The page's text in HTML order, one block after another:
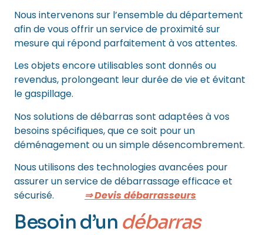
Nous intervenons sur l’ensemble du département
afin de vous offrir un service de proximité sur
mesure qui répond parfaitement à vos attentes.
Les objets encore utilisables sont donnés ou
revendus, prolongeant leur durée de vie et évitant
le gaspillage.
Nos solutions de débarras sont adaptées à vos
besoins spécifiques, que ce soit pour un
déménagement ou un simple désencombrement.
Nous utilisons des technologies avancées pour
assurer un service de débarrassage efficace et
sécurisé. ⇒ Devis débarrasseurs
Besoin d’un débarras